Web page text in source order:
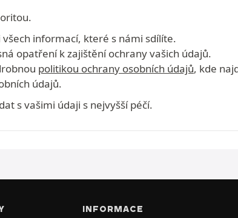
informací, které s námi sdílíte.
opatření k zajištění ochrany vašich údajů.
politikou ochrany osobních údajů, kde
údajů.
s vašimi údaji s nejvyšší péčí.
INFORMACE